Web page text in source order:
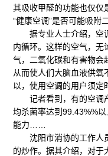
其吸收甲醛的功能也仅仅
“健康空调”是否可能吸附
据专业人士介绍，空
内循环。这样的空气，无
气，二氧化碳和有害物会
从而使人们大脑血液供氧
以，使用空调的用户须定
记者看到，有的空调
均杀菌率达到99.43%%
能力……
沈阳市消协的工作人
的炒作。据其介绍，对于